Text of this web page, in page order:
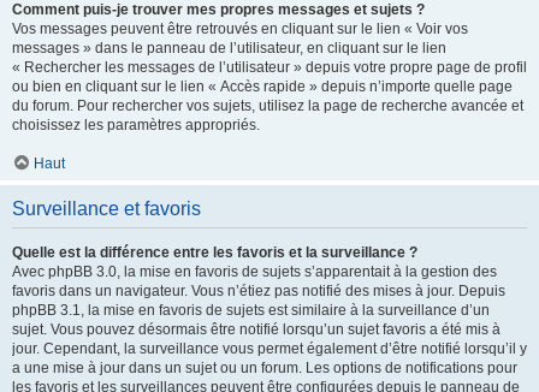
Comment puis-je trouver mes propres messages et sujets ?
Vos messages peuvent être retrouvés en cliquant sur le lien « Voir vos
messages » dans le panneau de l’utilisateur, en cliquant sur le lien
« Rechercher les messages de l’utilisateur » depuis votre propre page de profil
ou bien en cliquant sur le lien « Accès rapide » depuis n’importe quelle page
du forum. Pour rechercher vos sujets, utilisez la page de recherche avancée et
choisissez les paramètres appropriés.
Haut
Surveillance et favoris
Quelle est la différence entre les favoris et la surveillance ?
Avec phpBB 3.0, la mise en favoris de sujets s’apparentait à la gestion des
favoris dans un navigateur. Vous n’étiez pas notifié des mises à jour. Depuis
phpBB 3.1, la mise en favoris de sujets est similaire à la surveillance d’un
sujet. Vous pouvez désormais être notifié lorsqu’un sujet favoris a été mis à
jour. Cependant, la surveillance vous permet également d’être notifié lorsqu’il y
a une mise à jour dans un sujet ou un forum. Les options de notifications pour
les favoris et les surveillances peuvent être configurées depuis le panneau de